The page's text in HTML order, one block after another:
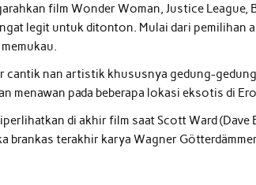
film Wonder Woman, Justice League,
legit untuk ditonton. Mulai dari pemilihan
cantik nan artistik khususnya gedung-
menawan pada beberapa lokasi eksotis di
di akhir film saat Scott Ward (Dave
brankas terakhir karya Wagner